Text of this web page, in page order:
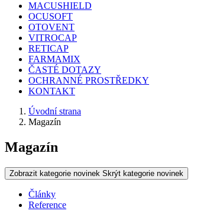
MACUSHIELD
OCUSOFT
OTOVENT
VITROCAP
RETICAP
FARMAMIX
ČASTÉ DOTAZY
OCHRANNÉ PROSTŘEDKY
KONTAKT
Úvodní strana
Magazín
Magazín
Zobrazit kategorie novinek Skrýt kategorie novinek
Články
Reference